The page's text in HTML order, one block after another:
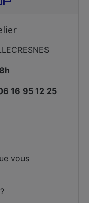
16 95 12 25
vous